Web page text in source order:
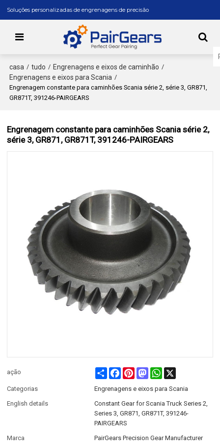
Soluções personalizadas de engrenagens de precisão
casa / tudo / Engrenagens e eixos de caminhão /
Engrenagens e eixos para Scania /
Engrenagem constante para caminhões Scania série 2, série 3, GR871,
GR871T, 391246-PAIRGEARS
Engrenagem constante para caminhões Scania série 2,
série 3, GR871, GR871T, 391246-PAIRGEARS
ação Share FacebookPinterestMastodonWhatsApp
Categorias
Engrenagens e eixos para Scania
English details
Constant Gear for Scania Truck Series 2,
Series 3, GR871, GR871T, 391246-
PAIRGEARS
Marca
PairGears Precision Gear Manufacturer